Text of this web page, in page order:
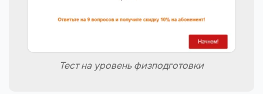
Тест на уровень физподготовки